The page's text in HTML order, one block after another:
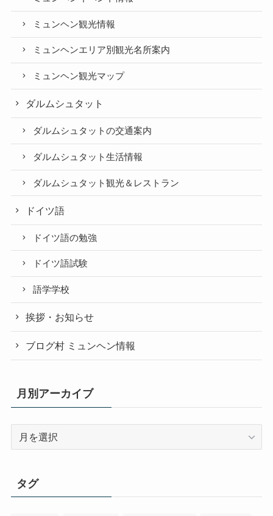
ミュンヘン観光情報
ミュンヘンエリア別観光名所案内
ミュンヘン観光マップ
ダルムシュタット
ダルムシュタットの交通案内
ダルムシュタット生活情報
ダルムシュタット観光＆レストラン
ドイツ語
ドイツ語の勉強
ドイツ語試験
語学学校
挨拶・お知らせ
ブログ村 ミュンヘン情報
月別アーカイブ
カ
タグ